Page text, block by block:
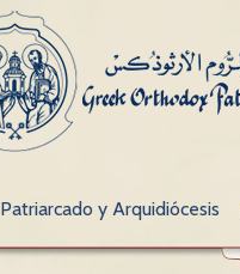
Patriarcado y Arquidiócesis